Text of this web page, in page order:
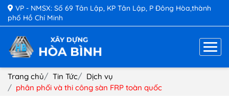
VP - NMSX: Số 69 Tân Lập, KP Tân Lập, P Đông Hòa,thành
phố Hồ Chí Minh
Trang chủ Tin Tức
Dịch vụ
phân phối và thi công sàn FRP toàn quốc